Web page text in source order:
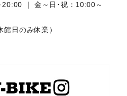
｜ 金～日･祝：10:00～
日のみ休業）